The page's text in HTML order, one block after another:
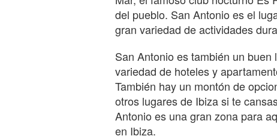
del pueblo. San Antonio es el
gran variedad de actividades
San Antonio es también un
variedad de hoteles y
También hay un montón de
otros lugares de Ibiza si te
Antonio es una gran zona para
en Ibiza.